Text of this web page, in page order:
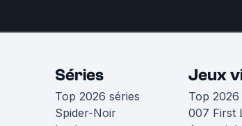
Séries
Top 2026 séries
Spider-Noir
Jeux
Top
007 First